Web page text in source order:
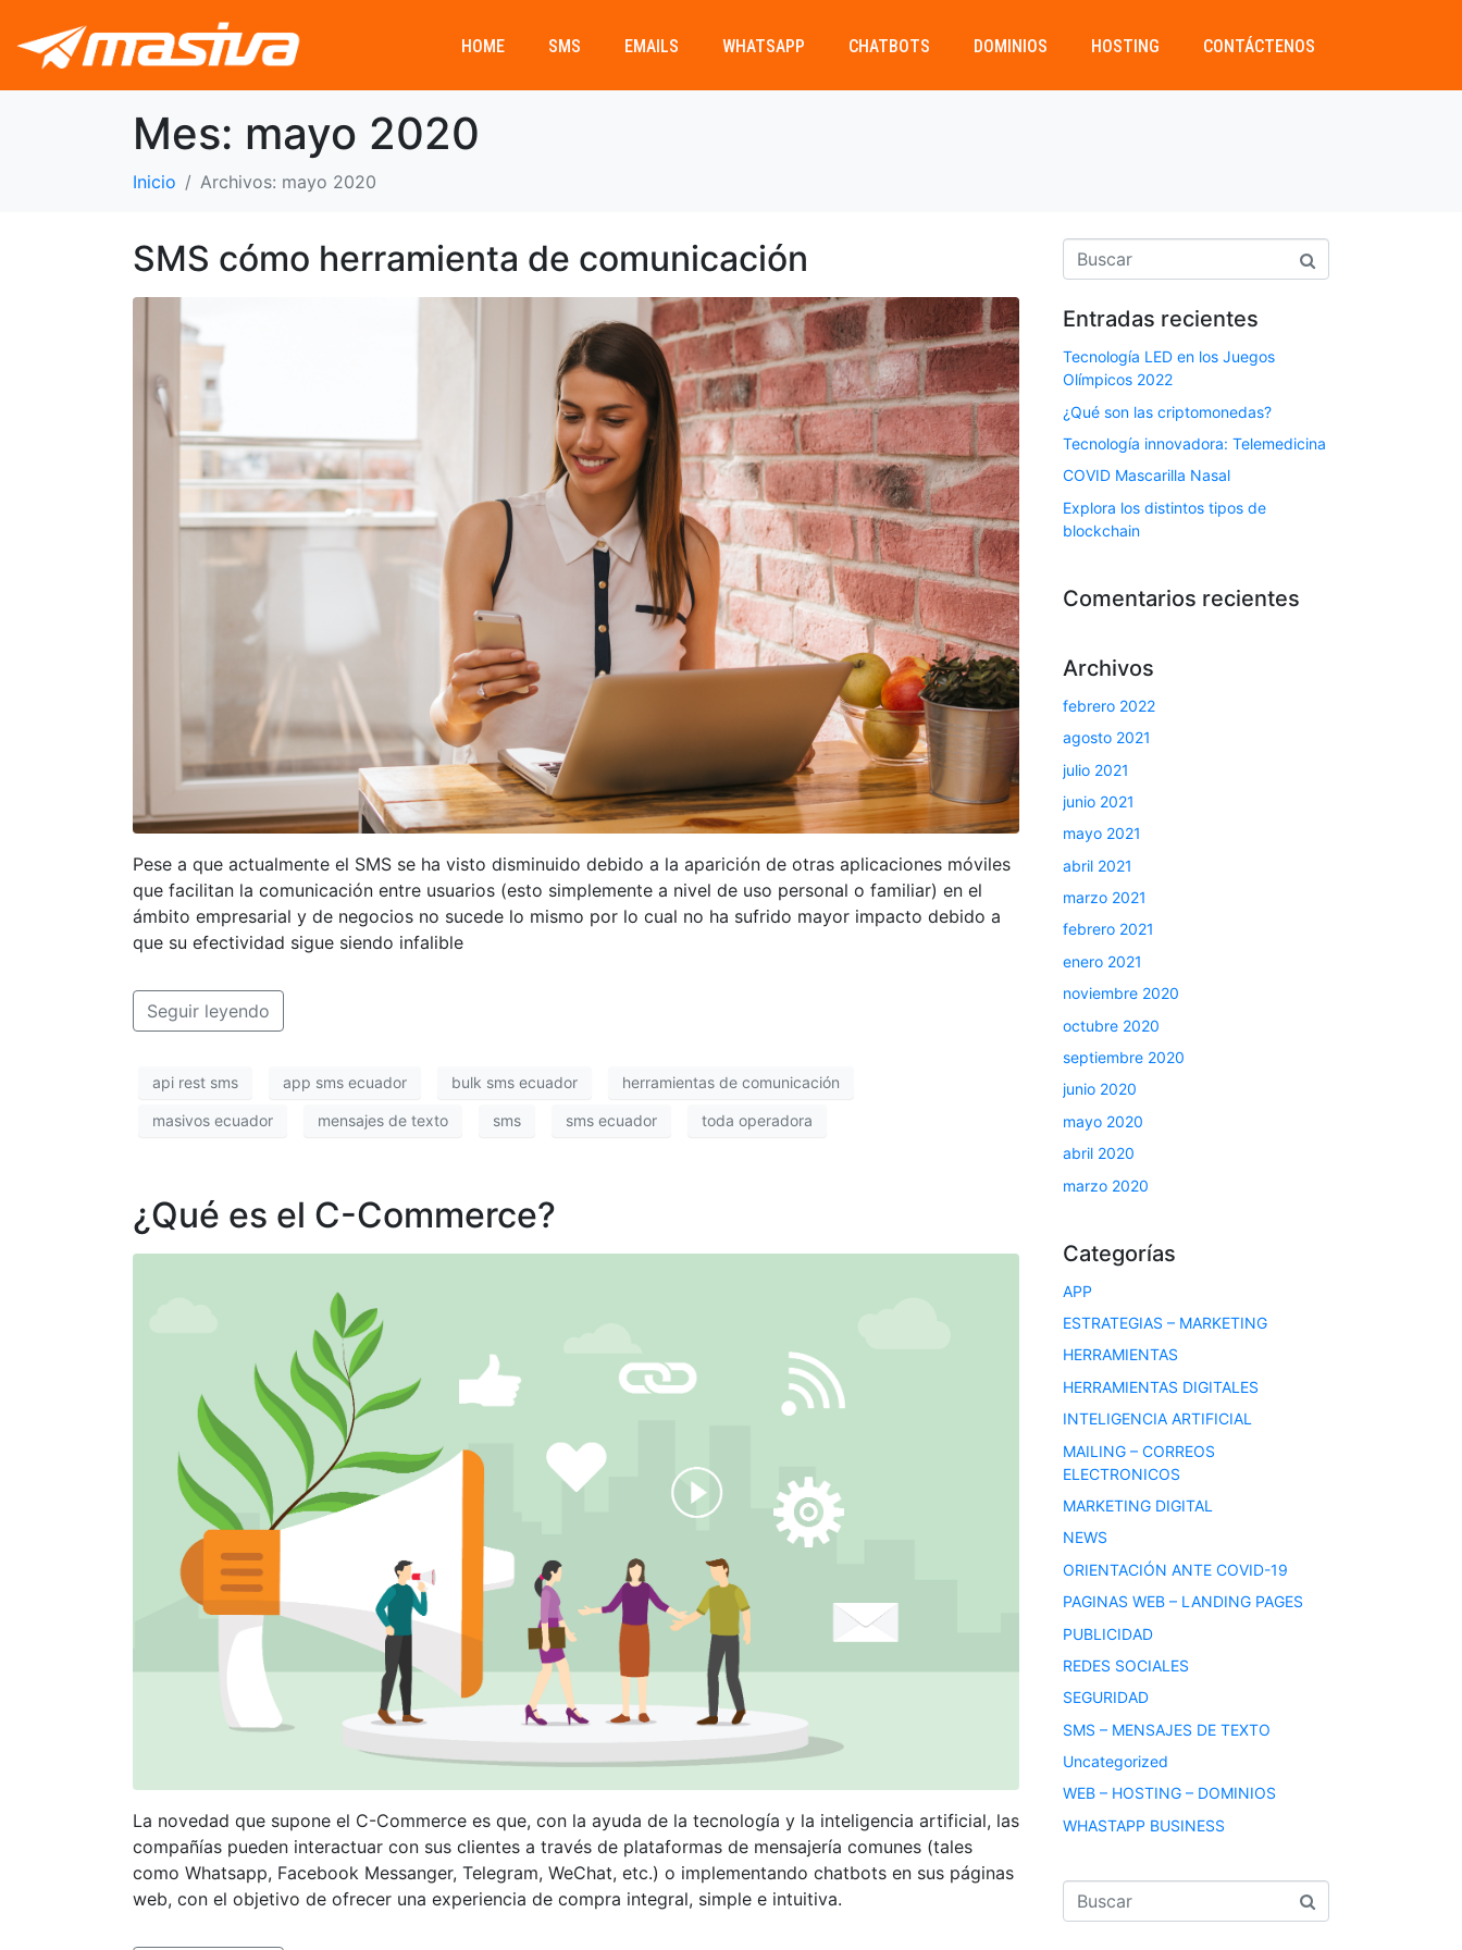
HOME SMS EMAILS WHATSAPP CHATBOTS DOMINIOS HOSTING CONTÁCTENOS
Mes: mayo 2020
Inicio Archivos: mayo 2020
SMS cómo herramienta de comunicación
Pese a que actualmente el SMS se ha visto disminuido debido a la aparición de otras aplicaciones móviles
que facilitan la comunicación entre usuarios (esto simplemente a nivel de uso personal o familiar) en el
ámbito empresarial y de negocios no sucede lo mismo por lo cual no ha sufrido mayor impacto debido a
que su efectividad sigue siendo infalible
Seguir leyendo
api rest sms app sms ecuador bulk sms ecuador herramientas de comunicación
masivos ecuador mensajes de texto sms sms ecuador toda operadora
¿Qué es el C-Commerce?
La novedad que supone el C-Commerce es que, con la ayuda de la tecnología y la inteligencia artificial, las
compañías pueden interactuar con sus clientes a través de plataformas de mensajería comunes (tales
como Whatsapp, Facebook Messanger, Telegram, WeChat, etc.) o implementando chatbots en sus páginas
web, con el objetivo de ofrecer una experiencia de compra integral, simple e intuitiva.
Entradas recientes
Tecnología LED en los Juegos
Olímpicos 2022
¿Qué son las criptomonedas?
Tecnología innovadora: Telemedicina
COVID Mascarilla Nasal
Explora los distintos tipos de
blockchain
Comentarios recientes
Archivos
febrero 2022
agosto 2021
julio 2021
junio 2021
mayo 2021
abril 2021
marzo 2021
febrero 2021
enero 2021
noviembre 2020
octubre 2020
septiembre 2020
junio 2020
mayo 2020
abril 2020
marzo 2020
Categorías
APP
ESTRATEGIAS – MARKETING
HERRAMIENTAS
HERRAMIENTAS DIGITALES
INTELIGENCIA ARTIFICIAL
MAILING – CORREOS
ELECTRONICOS
MARKETING DIGITAL
NEWS
ORIENTACIÓN ANTE COVID-19
PAGINAS WEB – LANDING PAGES
PUBLICIDAD
REDES SOCIALES
SEGURIDAD
SMS – MENSAJES DE TEXTO
Uncategorized
WEB – HOSTING – DOMINIOS
WHASTAPP BUSINESS